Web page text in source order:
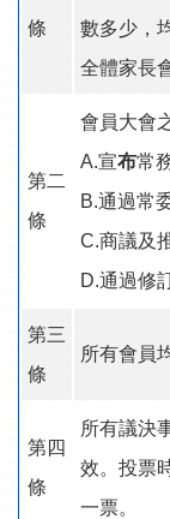
條
數多少，
全體家長
第二
條
會員大會
A.宣布常
B.通過常
C.商議及
D.通過修
第三
條
所有會員
第四
條
所有議決
效。投票
一票。